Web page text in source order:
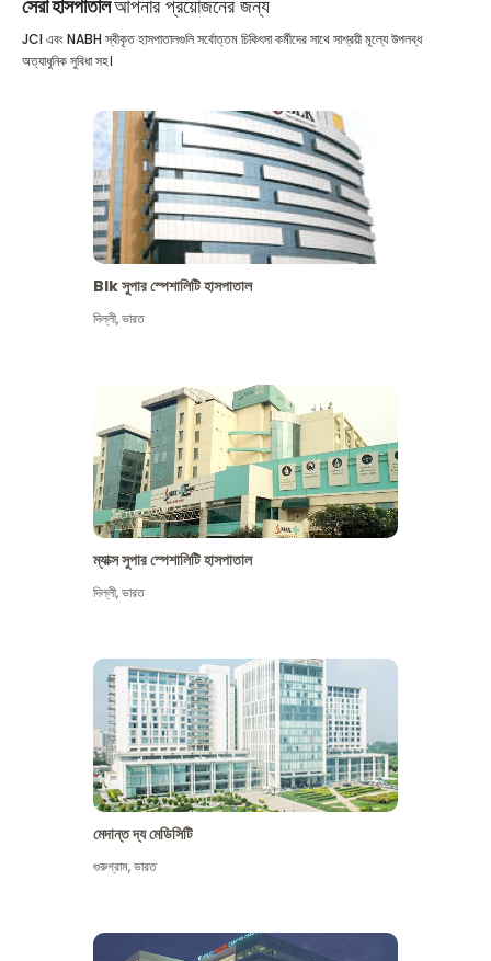
সেরা হাসপাতালআপনার প্রয়োজনের জন্য
JCI এবং NABH স্বীকৃত হাসপাতালগুলি সর্বোত্তম চিকিৎসা কর্মীদের সাথে সাশ্রয়ী মূল্যে উপলব্ধ
অত্যাধুনিক সুবিধা সহ।
Blk সুপার স্পেশালিটি হাসপাতাল
দিল্লী,ভারত
ম্যাক্স সুপার স্পেশালিটি হাসপাতাল
দিল্লী,ভারত
মেদান্ত দ্য মেডিসিটি
গুরুগ্রাম,ভারত